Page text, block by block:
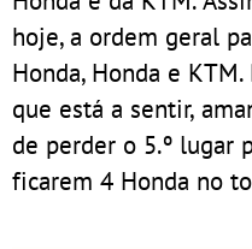
hoje, a ordem geral
Honda, Honda e
que está a sentir,
de perder o 5.º lugar
ficarem 4 Honda no